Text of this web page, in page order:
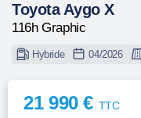
Toyota Aygo X
116h Graphic
Hybride 04/2026
21 990 € TTC